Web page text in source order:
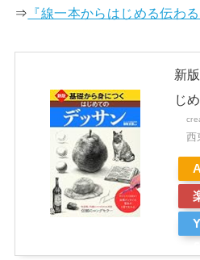
⇒ 『線一本からはじめる伝わ
新
じ
西